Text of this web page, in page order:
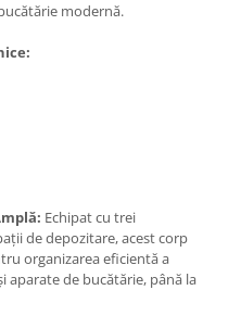
modernă.
Echipat cu trei
de depozitare, acest corp
organizarea eficientă a
aparate de bucătărie, până la